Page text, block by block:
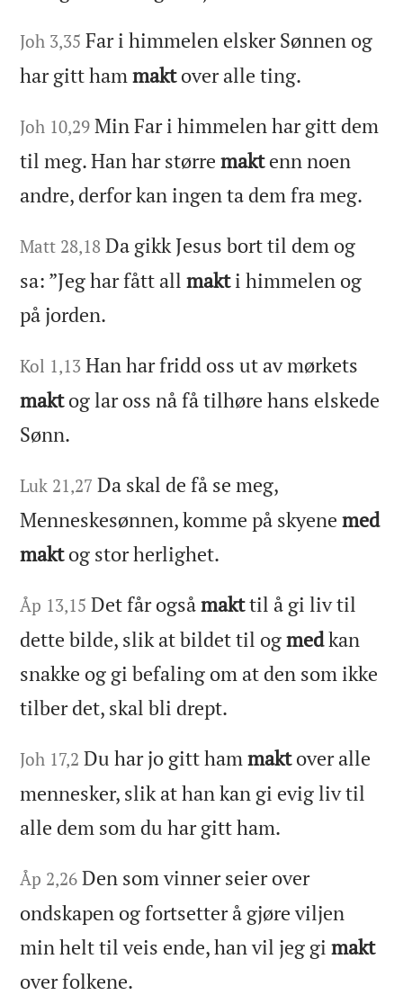
Joh 3,35 Far i himmelen elsker Sønnen og
har gitt hammaktover alle ting.
Joh 10,29 Min Far i himmelen har gitt dem
til meg. Han har størremaktenn noen
andre, derfor kan ingen ta dem fra meg.
Matt 28,18 Da gikk Jesus bort til dem og
sa: ”Jeg har fått allmakti himmelen og
på jorden.
Kol 1,13 Han har fridd oss ut av mørkets
maktog lar oss nå få tilhøre hans elskede
Sønn.
Luk 21,27 Da skal de få se meg,
Menneskesønnen, komme på skyenemed
maktog stor herlighet.
Åp 13,15 Det får ogsåmakttil å gi liv til
dette bilde, slik at bildet til ogmedkan
snakke og gi befaling om at den som ikke
tilber det, skal bli drept.
Joh 17,2 Du har jo gitt hammaktover alle
mennesker, slik at han kan gi evig liv til
alle dem som du har gitt ham.
Åp 2,26 Den som vinner seier over
ondskapen og fortsetter å gjøre viljen
min helt til veis ende, han vil jeg gimakt
over folkene.